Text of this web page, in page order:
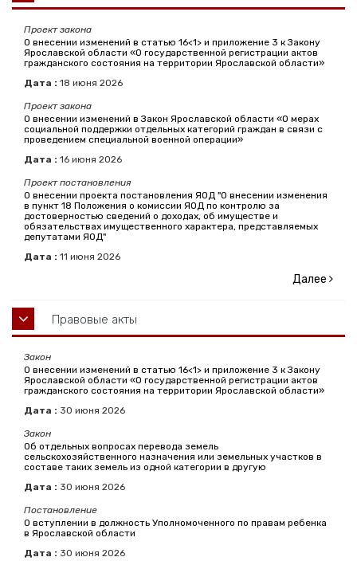
Проект закона
О внесении изменений в статью 16<1> и приложение 3 к Закону
Ярославской области «О государственной регистрации актов
гражданского состояния на территории Ярославской области»
Дата : 18 июня 2026
Проект закона
О внесении изменений в Закон Ярославской области «О мерах
социальной поддержки отдельных категорий граждан в связи с
проведением специальной военной операции»
Дата : 16 июня 2026
Проект постановления
О внесении проекта постановления ЯОД "О внесении изменения
в пункт 18 Положения о комиссии ЯОД по контролю за
достоверностью сведений о доходах, об имуществе и
обязательствах имущественного характера, представляемых
депутатами ЯОД"
Дата : 11 июня 2026
Далее
Правовые акты
Закон
О внесении изменений в статью 16<1> и приложение 3 к Закону
Ярославской области «О государственной регистрации актов
гражданского состояния на территории Ярославской области»
Дата : 30 июня 2026
Закон
Об отдельных вопросах перевода земель
сельскохозяйственного назначения или земельных участков в
составе таких земель из одной категории в другую
Дата : 30 июня 2026
Постановление
О вступлении в должность Уполномоченного по правам ребенка
в Ярославской области
Дата : 30 июня 2026